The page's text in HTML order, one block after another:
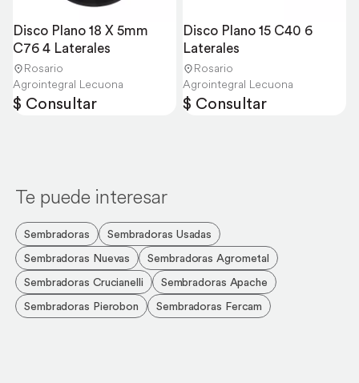
Disco Plano 18 X 5mm
C76 4 Laterales
Rosario
Agrointegral Lecuona
$ Consultar
Disco Plano 15 C40 6
Laterales
Rosario
Agrointegral Lecuona
$ Consultar
Te puede interesar
Sembradoras
Sembradoras Usadas
Sembradoras Nuevas
Sembradoras Agrometal
Sembradoras Crucianelli
Sembradoras Apache
Sembradoras Pierobon
Sembradoras Fercam